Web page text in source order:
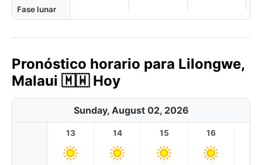
Fase lunar
Pronóstico horario para Lilongwe,
Malaui 🇲🇼 Hoy
Sunday, August 02, 2026
13 14 15 16